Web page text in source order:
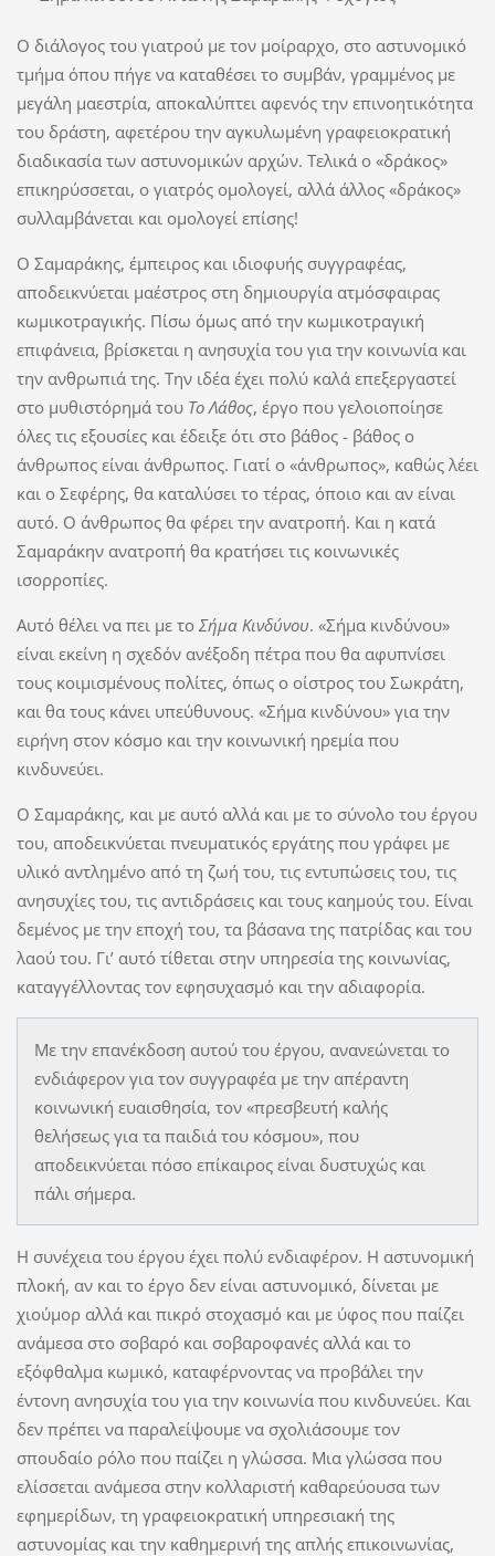
Ο διάλογος του γιατρού με τον μοίραρχο, στο αστυνομικό
τμήμα όπου πήγε να καταθέσει το συμβάν, γραμμένος με
μεγάλη μαεστρία, αποκαλύπτει αφενός την επινοητικότητα
του δράστη, αφετέρου την αγκυλωμένη γραφειοκρατική
διαδικασία των αστυνομικών αρχών. Τελικά ο «δράκος»
επικηρύσσεται, ο γιατρός ομολογεί, αλλά άλλος «δράκος»
συλλαμβάνεται και ομολογεί επίσης!
Ο Σαμαράκης, έμπειρος και ιδιοφυής συγγραφέας,
αποδεικνύεται μαέστρος στη δημιουργία ατμόσφαιρας
κωμικοτραγικής. Πίσω όμως από την κωμικοτραγική
επιφάνεια, βρίσκεται η ανησυχία του για την κοινωνία και
την ανθρωπιά της. Την ιδέα έχει πολύ καλά επεξεργαστεί
στο μυθιστόρημά του Το Λάθος, έργο που γελοιοποίησε
όλες τις εξουσίες και έδειξε ότι στο βάθος - βάθος ο
άνθρωπος είναι άνθρωπος. Γιατί ο «άνθρωπος», καθώς λέει
και ο Σεφέρης, θα καταλύσει το τέρας, όποιο και αν είναι
αυτό. Ο άνθρωπος θα φέρει την ανατροπή. Και η κατά
Σαμαράκην ανατροπή θα κρατήσει τις κοινωνικές
ισορροπίες.
Αυτό θέλει να πει με το Σήμα Κινδύνου. «Σήμα κινδύνου»
είναι εκείνη η σχεδόν ανέξοδη πέτρα που θα αφυπνίσει
τους κοιμισμένους πολίτες, όπως ο οίστρος του Σωκράτη,
και θα τους κάνει υπεύθυνους. «Σήμα κινδύνου» για την
ειρήνη στον κόσμο και την κοινωνική ηρεμία που
κινδυνεύει.
Ο Σαμαράκης, και με αυτό αλλά και με το σύνολο του έργου
του, αποδεικνύεται πνευματικός εργάτης που γράφει με
υλικό αντλημένο από τη ζωή του, τις εντυπώσεις του, τις
ανησυχίες του, τις αντιδράσεις και τους καημούς του. Είναι
δεμένος με την εποχή του, τα βάσανα της πατρίδας και του
λαού του. Γι’ αυτό τίθεται στην υπηρεσία της κοινωνίας,
καταγγέλλοντας τον εφησυχασμό και την αδιαφορία.
Mε την επανέκδοση αυτού του έργου, ανανεώνεται το
ενδιάφερον για τον συγγραφέα με την απέραντη
κοινωνική ευαισθησία, τον «πρεσβευτή καλής
θελήσεως για τα παιδιά του κόσμου», που
αποδεικνύεται πόσο επίκαιρος είναι δυστυχώς και
πάλι σήμερα.
Η συνέχεια του έργου έχει πολύ ενδιαφέρον. Η αστυνομική
πλοκή, αν και το έργο δεν είναι αστυνομικό, δίνεται με
χιούμορ αλλά και πικρό στοχασμό και με ύφος που παίζει
ανάμεσα στο σοβαρό και σοβαροφανές αλλά και το
εξόφθαλμα κωμικό, καταφέρνοντας να προβάλει την
έντονη ανησυχία του για την κοινωνία που κινδυνεύει. Και
δεν πρέπει να παραλείψουμε να σχολιάσουμε τον
σπουδαίο ρόλο που παίζει η γλώσσα. Μια γλώσσα που
ελίσσεται ανάμεσα στην κολλαριστή καθαρεύουσα των
εφημερίδων, τη γραφειοκρατική υπηρεσιακή της
αστυνομίας και την καθημερινή της απλής επικοινωνίας,